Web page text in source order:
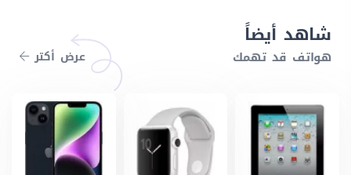
شاهد أيضاً
هواتف قد تهمك عرض أكتر